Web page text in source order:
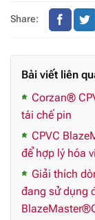
Share:
Bài viết liên
Corzan®
tái chế pin
CPVC
để hợp lý hóa
Giải thích
đang sử dụng